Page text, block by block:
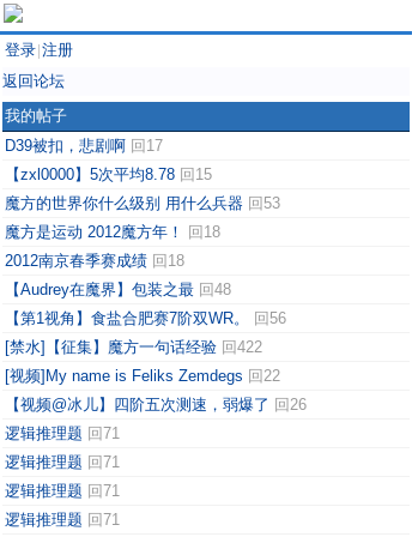
登录 注册
返回论坛
我的帖子
D39被扣，悲剧啊 回17
【zxl0000】5次平均8.78 回15
魔方的世界你什么级别 用什么兵器 回53
魔方是运动 2012魔方年！
回18
2012南京春季赛成绩 回18
【Audrey在魔界】包装之最 回48
【第1视角】食盐合肥赛7阶双WR。
回56
[禁水]【征集】魔方一句话经验 回422
[视频]My name is Feliks Zemdegs 回22
【视频@冰儿】四阶五次测速，弱爆了 回26
逻辑推理题 回71
逻辑推理题 回71
逻辑推理题 回71
逻辑推理题 回71